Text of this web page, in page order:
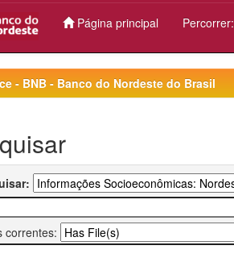
Página principal Percorrer:
- BNB - Banco do Nordeste do Brasil
correntes: